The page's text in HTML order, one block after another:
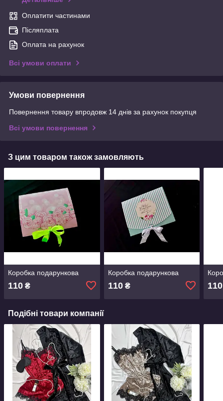
Оплатити частинами
Післяплата
Оплата на рахунок
Всі умови оплати
Умови повернення
Повернення товару впродовж 14 днів за рахунок покупця
Всі умови повернення
З цим товаром також замовляють
Коробка подарункова
110 ₴
Коробка подарункова
110₴ 110
Подібні товари компанії